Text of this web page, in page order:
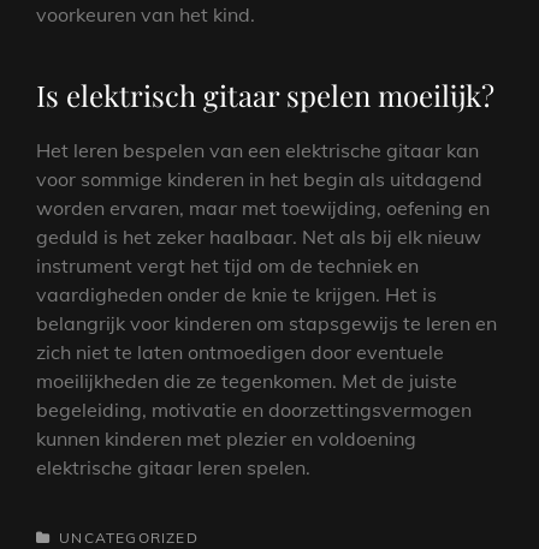
voorkeuren van het kind.
Is elektrisch gitaar spelen moeilijk?
Het leren bespelen van een elektrische gitaar kan
voor sommige kinderen in het begin als uitdagend
worden ervaren, maar met toewijding, oefening en
geduld is het zeker haalbaar. Net als bij elk nieuw
instrument vergt het tijd om de techniek en
vaardigheden onder de knie te krijgen. Het is
belangrijk voor kinderen om stapsgewijs te leren en
zich niet te laten ontmoedigen door eventuele
moeilijkheden die ze tegenkomen. Met de juiste
begeleiding, motivatie en doorzettingsvermogen
kunnen kinderen met plezier en voldoening
elektrische gitaar leren spelen.
CATEGORIEËN
UNCATEGORIZED